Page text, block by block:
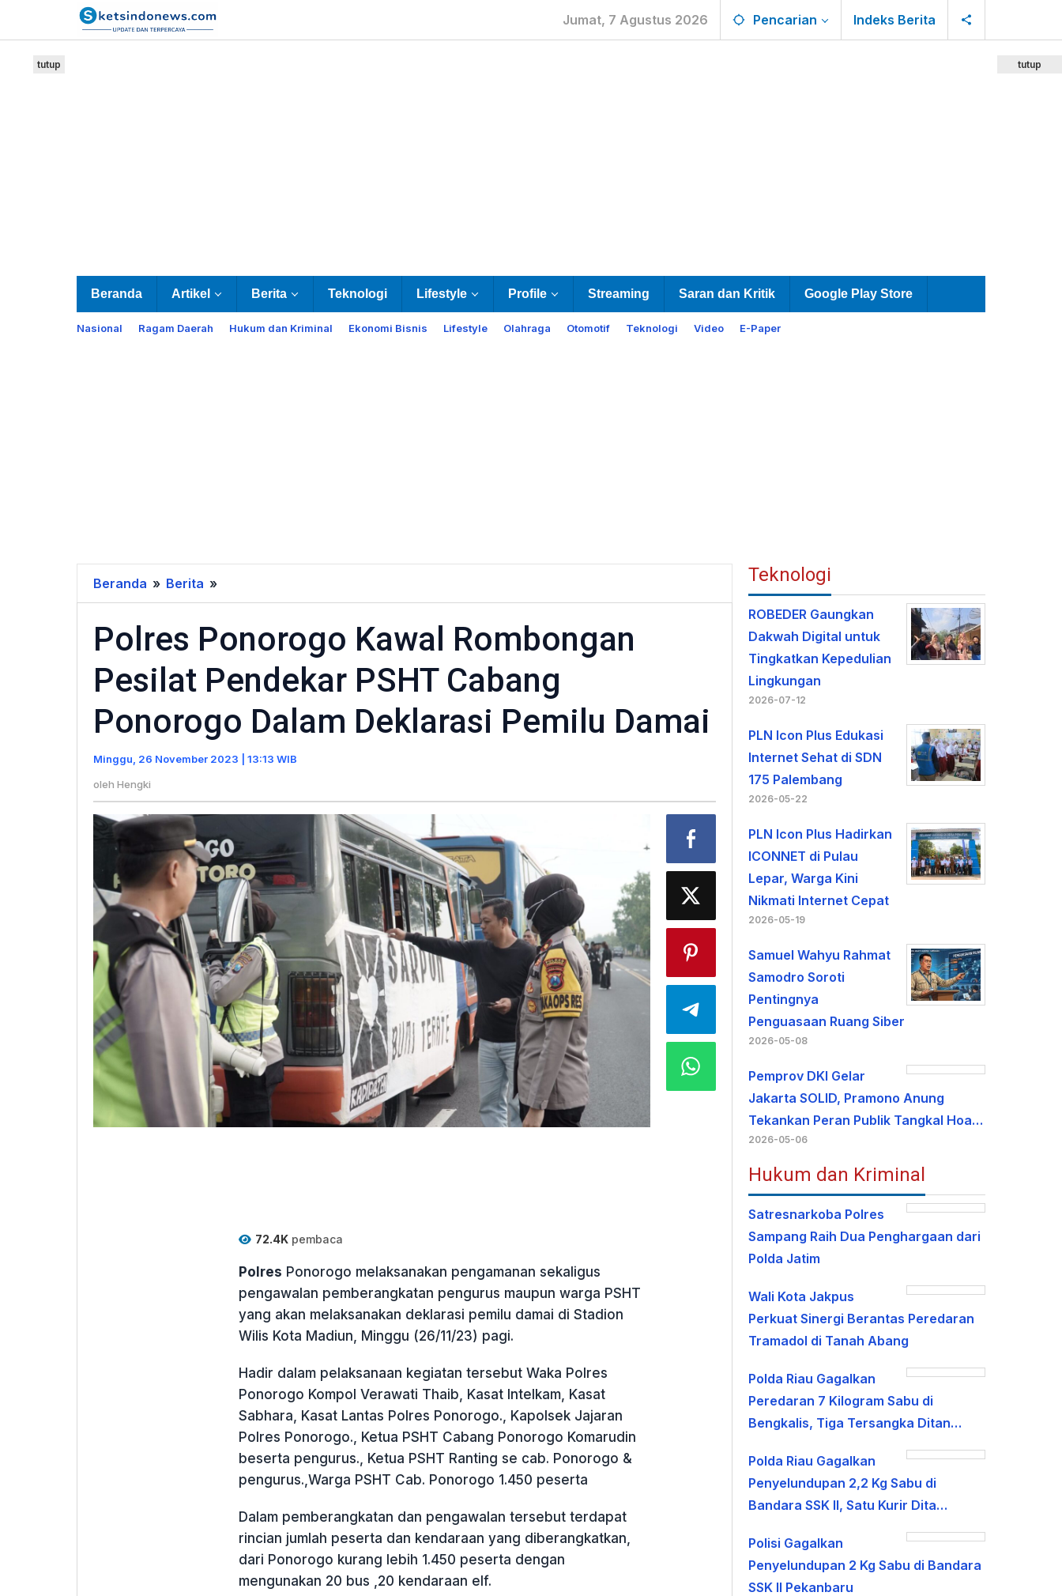
Jumat, 7 Agustus 2026 Pencarian Indeks Berita
Beranda Artikel Berita Teknologi Lifestyle Profile Streaming Saran dan Kritik Google Play Store
Nasional Ragam Daerah Hukum dan Kriminal Ekonomi Bisnis Lifestyle Olahraga Otomotif Teknologi Video E-Paper
tutup tutup
Beranda » Berita »
Ponorogo
Rombongan
Pesilat
Pendekar
PSHT
Cabang
Ponorogo
Deklarasi
Damai
Polres Ponorogo Kawal Rombongan
Pesilat Pendekar PSHT Cabang
Ponorogo Dalam Deklarasi Pemilu Damai
Minggu, 26 November 2023 | 13:13 WIB
oleh Hengki
72.4Kpembaca
Polres Ponorogo melaksanakan pengamanan sekaligus
pengawalan pemberangkatan pengurus maupun warga PSHT
yang akan melaksanakan deklarasi pemilu damai di Stadion
Wilis Kota Madiun, Minggu (26/11/23) pagi.
Hadir dalam pelaksanaan kegiatan tersebut Waka Polres
Ponorogo Kompol Verawati Thaib, Kasat Intelkam, Kasat
Sabhara, Kasat Lantas Polres Ponorogo., Kapolsek Jajaran
Polres Ponorogo., Ketua PSHT Cabang Ponorogo Komarudin
beserta pengurus., Ketua PSHT Ranting se cab. Ponorogo &
pengurus.,Warga PSHT Cab. Ponorogo 1.450 peserta
Dalam pemberangkatan dan pengawalan tersebut terdapat
rincian jumlah peserta dan kendaraan yang diberangkatkan,
dari Ponorogo kurang lebih 1.450 peserta dengan
mengunakan 20 bus ,20 kendaraan elf.
Teknologi
ROBEDER Gaungkan
Dakwah Digital untuk
Tingkatkan Kepedulian
Lingkungan
2026-07-12
PLN Icon Plus Edukasi
Internet Sehat di SDN
175 Palembang
2026-05-22
PLN Icon Plus Hadirkan
ICONNET di Pulau
Lepar, Warga Kini
Nikmati Internet Cepat
2026-05-19
Samuel Wahyu Rahmat
Samodro Soroti
Pentingnya
Penguasaan Ruang Siber
2026-05-08
Pemprov DKI Gelar
Jakarta SOLID, Pramono Anung
Tekankan Peran Publik Tangkal Hoa…
2026-05-06
Hukum dan Kriminal
Satresnarkoba Polres
Sampang Raih Dua Penghargaan dari
Polda Jatim
Wali Kota Jakpus
Perkuat Sinergi Berantas Peredaran
Tramadol di Tanah Abang
Polda Riau Gagalkan
Peredaran 7 Kilogram Sabu di
Bengkalis, Tiga Tersangka Ditan…
Polda Riau Gagalkan
Penyelundupan 2,2 Kg Sabu di
Bandara SSK II, Satu Kurir Dita…
Polisi Gagalkan
Penyelundupan 2 Kg Sabu di Bandara
SSK II Pekanbaru